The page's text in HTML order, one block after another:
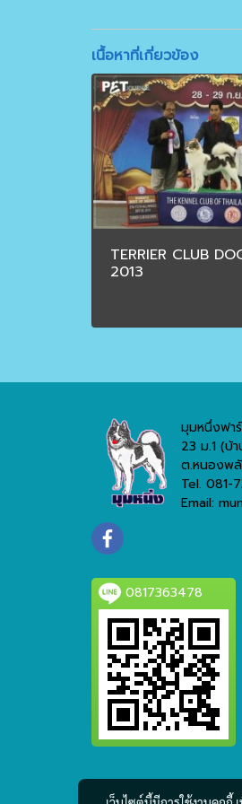
เนื้อหาที่เกี่ยวข้อง
TERRIER CLUB
2013
มุมหนึ่งฟา
23 ม.1 (บ้
ต.หนองพ
Tel. 081-
Email:
0817363478